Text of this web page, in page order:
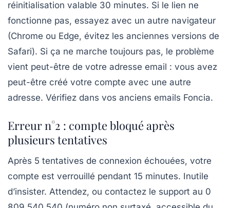
réinitialisation valable 30 minutes. Si le lien ne
fonctionne pas, essayez avec un autre navigateur
(Chrome ou Edge, évitez les anciennes versions de
Safari). Si ça ne marche toujours pas, le problème
vient peut-être de votre adresse email : vous avez
peut-être créé votre compte avec une autre
adresse. Vérifiez dans vos anciens emails Foncia.
Erreur n°2 : compte bloqué après
plusieurs tentatives
Après 5 tentatives de connexion échouées, votre
compte est verrouillé pendant 15 minutes. Inutile
d’insister. Attendez, ou contactez le support au 0